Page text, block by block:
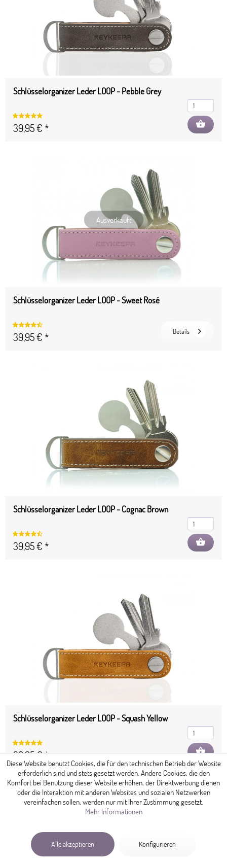
Schlüsselorganizer Leder LOOP - Pebble Grey
39,95 € * shopping_basket
Ausverkauft
Schlüsselorganizer Leder LOOP - Sweet Rosé
39,95 € * Details
Schlüsselorganizer Leder LOOP - Cognac Brown
39,95 € * shopping_basket
Schlüsselorganizer Leder LOOP - Squash Yellow
39,95 € * shopping_basket
Diese Website benutzt Cookies, die für den technischen Betrieb der Website
erforderlich sind und stets gesetzt werden. Andere Cookies, die den
Komfort bei Benutzung dieser Website erhöhen, der Direktwerbung dienen
oder die Interaktion mit anderen Websites und sozialen Netzwerken
vereinfachen sollen, werden nur mit Ihrer Zustimmung gesetzt.
Mehr Informationen
Alle akzeptieren Konfigurieren